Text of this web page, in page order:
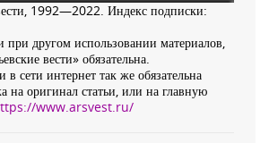
1992—2022. Индекс подписки:
при другом использовании материалов,
вести» обязательна.
сети интернет так же обязательна
на оригинал статьи, или на главную
www.arsvest.ru/